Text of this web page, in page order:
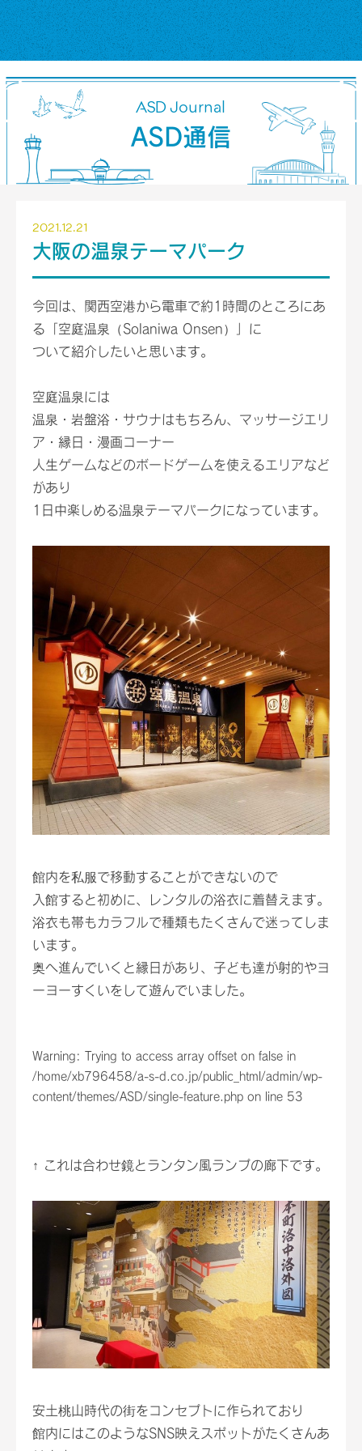
ASD Journal
ASD通信
2021.12.21
大阪の温泉テーマパーク
今回は、関西空港から電車で約1時間のところにあ
る「空庭温泉（Solaniwa Onsen）」に
ついて紹介したいと思います。
空庭温泉には
温泉・岩盤浴・サウナはもちろん、マッサージエリ
ア・縁日・漫画コーナー
人生ゲームなどのボードゲームを使えるエリアなど
があり
1日中楽しめる温泉テーマパークになっています。
館内を私服で移動することができないので
入館すると初めに、レンタルの浴衣に着替えます。
浴衣も帯もカラフルで種類もたくさんで迷ってしま
います。
奥へ進んでいくと縁日があり、子ども達が射的やヨ
ーヨーすくいをして遊んでいました。
Warning : Trying to access array offset on false in
/home/xb796458/a-s-d.co.jp/public_html/admin/wp-
content/themes/ASD/single-feature.php on line 53
↑ これは合わせ鏡とランタン風ランプの廊下です。
安土桃山時代の街をコンセプトに作られており
館内にはこのようなSNS映えスポットがたくさんあ